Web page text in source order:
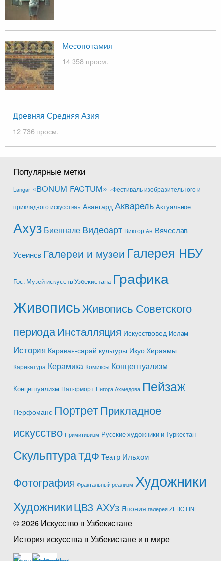
Месопотамия
14 358 просм.
Древняя Средняя Азия
12 736 просм.
Популярные метки
Langar «BONUM FACTUM» «Фестиваль изобразительного и
прикладного искусства» Авангард Акварель Актуальное
Ахуз Биеннале Видеоарт Виктор Ан Вячеслав
Усеинов Галереи и музеи Галерея НБУ
Гос. Музей искусств Узбекистана Графика
ЖивописьЖивопись Советского
периодаИнсталляция Искусствовед Ислам
История Караван-сарай культуры Икуо Хираямы
Карикатура Керамика Комиксы Концептуализм
Концептуализм Натюрморт Нигора Ахмедова Пейзаж
Перфоманс ПортретПрикладное
искусство Примитивизм Русские художники и Туркестан
СкульптураТДФ Театр Ильхом
Фотография Фрактальный реализм Художники
Художники ЦВЗ АХУз Япония галерея ZERO LINE
© 2026 Искусство в Узбекистане
История искусства в Узбекистане и в мире